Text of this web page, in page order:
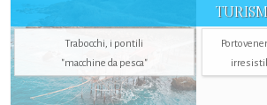
Trabocchi, i pontili
"macchine da pesca"